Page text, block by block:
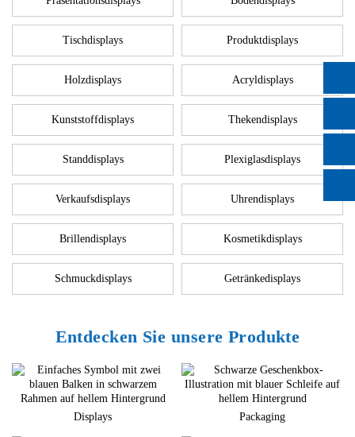
Tischdisplays Produktdisplays
Holzdisplays Acryldisplays
Kunststoffdisplays Thekendisplays
Standdisplays Plexiglasdisplays
Verkaufsdisplays Uhrendisplays
Brillendisplays Kosmetikdisplays
Schmuckdisplays Getränkedisplays
Entdecken Sie unsere Produkte
Displays Packaging